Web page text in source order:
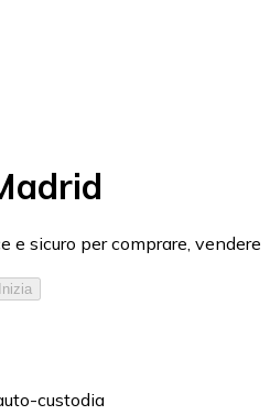
e sicuro per comprare, vendere
Inizia
custodia